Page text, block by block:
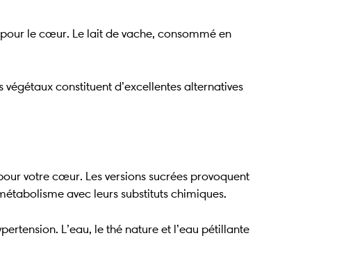
le cœur. Le lait de vache, consommé en
constituent d’excellentes alternatives
votre cœur. Les versions sucrées provoquent
avec leurs substituts chimiques.
L’eau, le thé nature et l’eau pétillante